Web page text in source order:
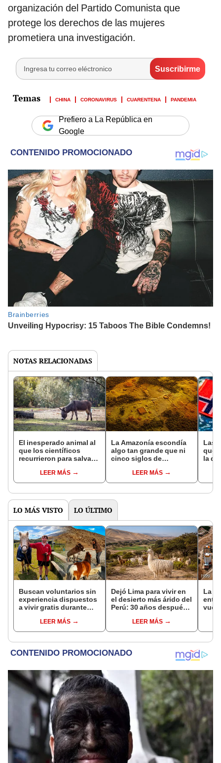
organización del Partido Comunista que
protege los derechos de las mujeres
prometiera una investigación.
CHINA CORONAVIRUS CUARENTENA PANDEMIA
Prefiero a La República en
Google
NOTAS RELACIONADAS
El inesperado animal al
que los científicos
recurrieron para salvar
reintroducción de un
asno salvaje está
en un paisaje con más
LEER MÁS
La Amazonía escondía
algo tan grande que ni
cinco siglos de
encontrarlo: el hallazgo
podría cambiar todo lo
pasado
LEER MÁS
Las
que
la de
LO MÁS VISTO LO ÚLTIMO
Buscan voluntarios sin
experiencia dispuestos
a vivir gratis durante
cuidar caballos, burros
y otros animales
LEER MÁS
Dejó Lima para vivir en
el desierto más árido del
Perú: 30 años después,
creó un sorprendente
ecosistema
LEER MÁS
La